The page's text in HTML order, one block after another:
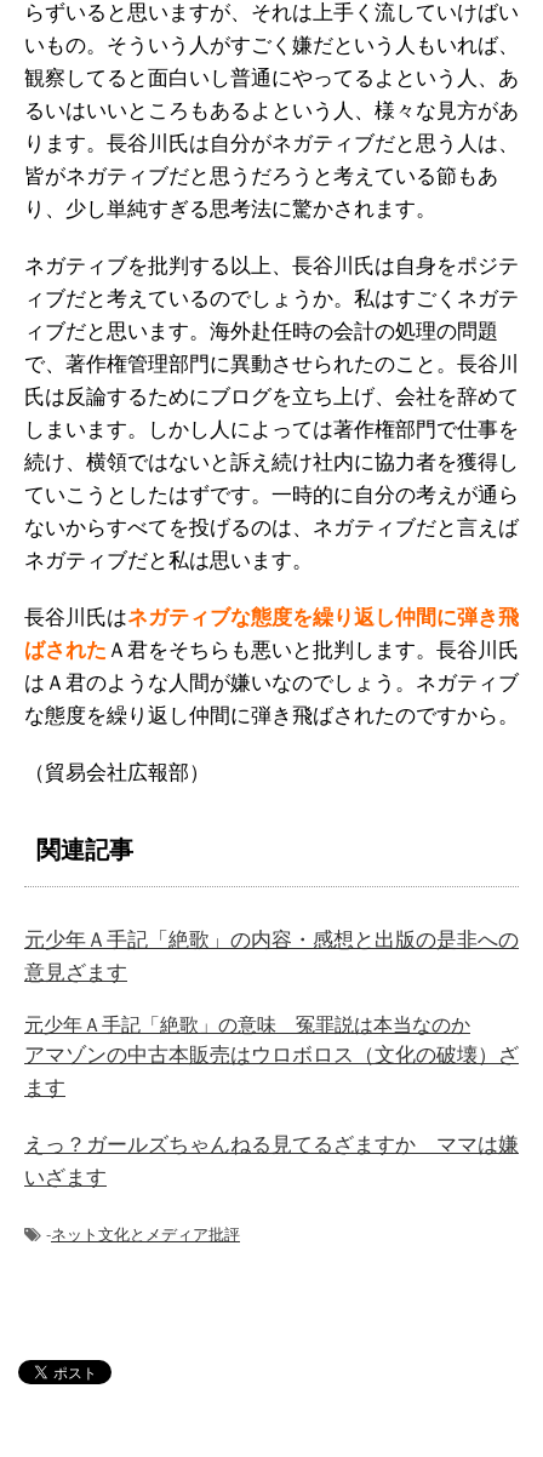
らずいると思いますが、それは上手く流していけばい
いもの。そういう人がすごく嫌だという人もいれば、
観察してると面白いし普通にやってるよという人、あ
るいはいいところもあるよという人、様々な見方があ
ります。長谷川氏は自分がネガティブだと思う人は、
皆がネガティブだと思うだろうと考えている節もあ
り、少し単純すぎる思考法に驚かされます。
ネガティブを批判する以上、長谷川氏は自身をポジテ
ィブだと考えているのでしょうか。私はすごくネガテ
ィブだと思います。海外赴任時の会計の処理の問題
で、著作権管理部門に異動させられたのこと。長谷川
氏は反論するためにブログを立ち上げ、会社を辞めて
しまいます。しかし人によっては著作権部門で仕事を
続け、横領ではないと訴え続け社内に協力者を獲得し
ていこうとしたはずです。一時的に自分の考えが通ら
ないからすべてを投げるのは、ネガティブだと言えば
ネガティブだと私は思います。
長谷川氏はネガティブな態度を繰り返し仲間に弾き飛
ばされた Ａ君をそちらも悪いと批判します。長谷川氏
はＡ君のような人間が嫌いなのでしょう。ネガティブ
な態度を繰り返し仲間に弾き飛ばされたのですから。
（貿易会社広報部）
関連記事
元少年Ａ手記「絶歌」の内容・感想と出版の是非への
意見ざます
元少年Ａ手記「絶歌」の意味 冤罪説は本当なのか
アマゾンの中古本販売はウロボロス（文化の破壊）ざ
ます
えっ？ガールズちゃんねる見てるざますか ママは嫌
いざます
-ネット文化とメディア批評